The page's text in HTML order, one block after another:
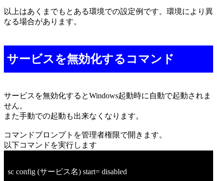
以上はあくまでもとある環境での設定例です。環境により異
なる場合があります。
サービスを無効化するコマンド
サービスを無効化するとWindows起動時に自動で起動されま
せん。
また手動での起動も出来なくなります。
コマンドプロンプトを管理者権限で開きます。
以下コマンドを実行します
sc config (サービス名) start= disabled